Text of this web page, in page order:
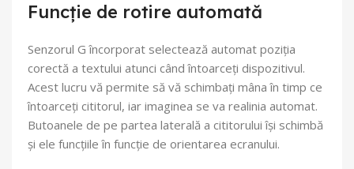
Funcție de rotire automată
Senzorul G încorporat selectează automat poziția
corectă a textului atunci când întoarceți dispozitivul.
Acest lucru vă permite să vă schimbați mâna în timp ce
întoarceți cititorul, iar imaginea se va realinia automat.
Butoanele de pe partea laterală a cititorului își schimbă
și ele funcțiile în funcție de orientarea ecranului.